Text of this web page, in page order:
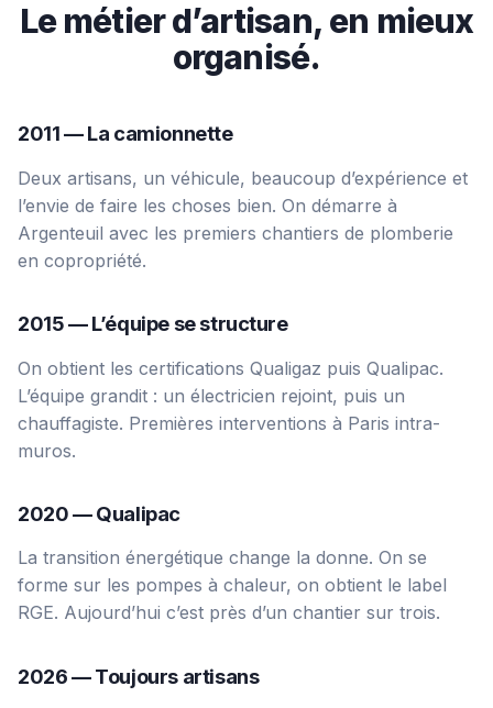
Le métier d’artisan, en mieux
organisé.
2011 — La camionnette
Deux artisans, un véhicule, beaucoup d’expérience et
l’envie de faire les choses bien. On démarre à
Argenteuil avec les premiers chantiers de plomberie
en copropriété.
2015 — L’équipe se structure
On obtient les certifications Qualigaz puis Qualipac.
L’équipe grandit : un électricien rejoint, puis un
chauffagiste. Premières interventions à Paris intra-
muros.
2020 — Qualipac
La transition énergétique change la donne. On se
forme sur les pompes à chaleur, on obtient le label
RGE. Aujourd’hui c’est près d’un chantier sur trois.
2026 — Toujours artisans